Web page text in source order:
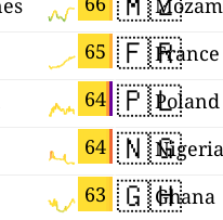
65
64
64
63
🇫🇷France
🇵🇱Poland
🇳🇬Nigeria
🇬🇭Ghana